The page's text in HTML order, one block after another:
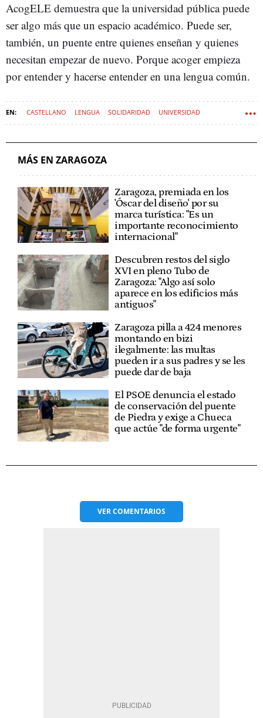
AcogELE demuestra que la universidad pública puede
ser algo más que un espacio académico. Puede ser,
también, un puente entre quienes enseñan y quienes
necesitan empezar de nuevo. Porque acoger empieza
por entender y hacerse entender en una lengua común.
CASTELLANO LENGUA SOLIDARIDAD UNIVERSIDAD
MÁS EN ZARAGOZA
Zaragoza, premiada en los
'Óscar del diseño' por su
marca turística: "Es un
importante reconocimiento
internacional"
Descubren restos del siglo
XVI en pleno Tubo de
Zaragoza: "Algo así solo
aparece en los edificios más
antiguos"
Zaragoza pilla a 424 menores
montando en bizi
ilegalmente: las multas
pueden ir a sus padres y se les
puede dar de baja
El PSOE denuncia el estado
de conservación del puente
de Piedra y exige a Chueca
que actúe "de forma urgente"
VERCOMENTARIOS